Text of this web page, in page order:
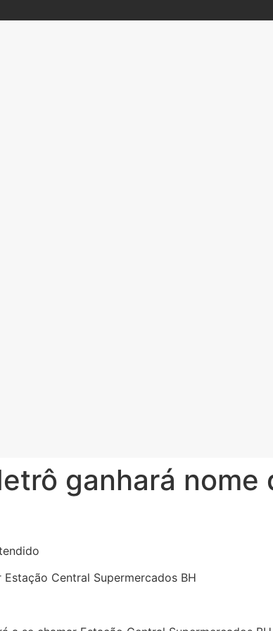
ganhará nome
Central Supermercados BH